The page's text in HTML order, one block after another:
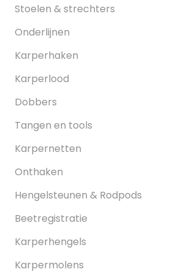
Stoelen & strechters
Onderlijnen
Karperhaken
Karperlood
Dobbers
Tangen en tools
Karpernetten
Onthaken
Hengelsteunen & Rodpods
Beetregistratie
Karperhengels
Karpermolens